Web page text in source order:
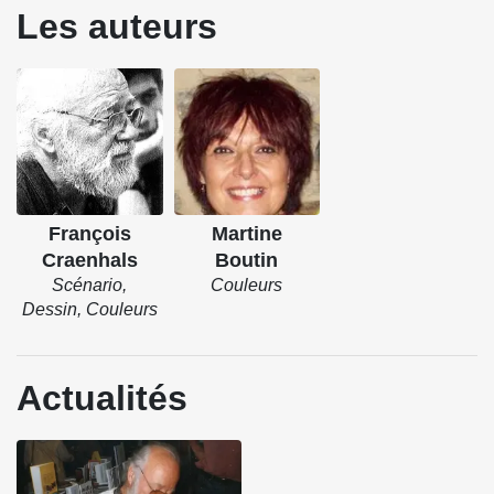
Les auteurs
François
Craenhals
Scénario,
Dessin, Couleurs
Martine
Boutin
Couleurs
Actualités